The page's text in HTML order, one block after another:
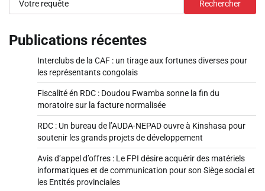
Rechercher
Publications récentes
Interclubs de la CAF : un tirage aux fortunes diverses pour
les représentants congolais
Fiscalité én RDC : Doudou Fwamba sonne la fin du
moratoire sur la facture normalisée
RDC : Un bureau de l’AUDA-NEPAD ouvre à Kinshasa pour
soutenir les grands projets de développement
Avis d’appel d’offres : Le FPI désire acquérir des matériels
informatiques et de communication pour son Siège social et
les Entités provinciales